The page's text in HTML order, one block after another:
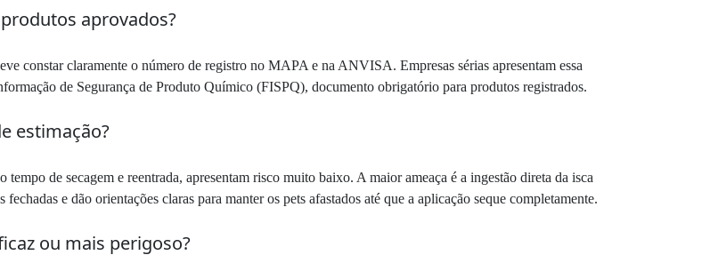
aprovados?
constar claramente o número de registro no MAPA e na ANVISA. Empresas sérias apresentam essa
de Segurança de Produto Químico (FISPQ), documento obrigatório para produtos registrados.
estimação?
de secagem e reentrada, apresentam risco muito baixo. A maior ameaça é a ingestão direta da isca
e dão orientações claras para manter os pets afastados até que a aplicação seque completamente.
ou mais perigoso?